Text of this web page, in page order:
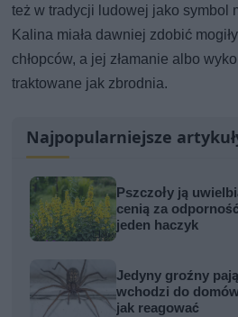
też w tradycji ludowej jako symbol
Kalina miała dawniej zdobić
chłopców, a jej złamanie albo
traktowane jak zbrodnia.
Najpopularniejsze
Pszczoły ją
cenią za
jeden haczyk
Jedyny groźny
wchodzi do
jak reagować